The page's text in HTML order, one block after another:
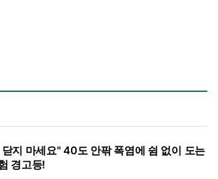
지 마세요" 40도 안팎 폭염에 쉼 없이 도는
경고등!